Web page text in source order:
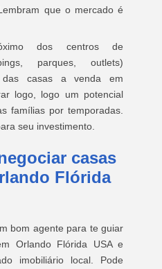
que o mercado é
dos centros de
parques, outlets)
das casas a venda em
logo, logo um potencial
famílias por temporadas.
seu investimento.
casas
Flórida
bom agente para te guiar
Orlando Flórida USA e
imobiliário local. Pode